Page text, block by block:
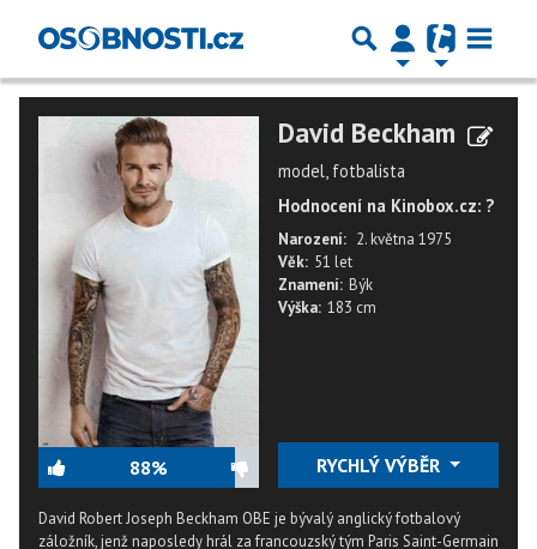
88%
David Beckham
model, fotbalista
Hodnocení na Kinobox.cz: ?
Narození: 2. května 1975
Věk: 51 let
Znamení: Býk
Výška: 183 cm
RYCHLÝ VÝBĚR
David Robert Joseph Beckham OBE je bývalý anglický fotbalový
záložník, jenž naposledy hrál za francouzský tým Paris Saint-Germain